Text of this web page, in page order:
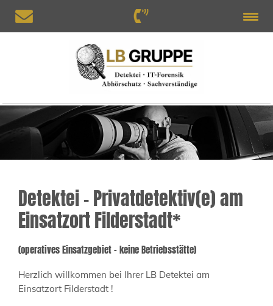
Detektei – Privatdetektiv(e) am
Einsatzort Filderstadt*
(operatives Einsatzgebiet – keine Betriebsstätte)
Herzlich willkommen bei Ihrer LB Detektei am
Einsatzort Filderstadt !